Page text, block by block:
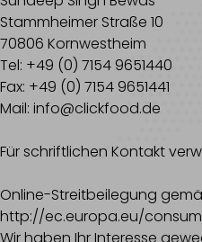
Stammheimer Straße 10
70806 Kornwestheim
Tel: +49 (0) 7154 9651440
Fax: +49 (0) 7154 9651441
Mail: info@clickfood.de
Für schriftlichen Kontakt
Online-Streitbeilegung
http://ec.europa.eu/